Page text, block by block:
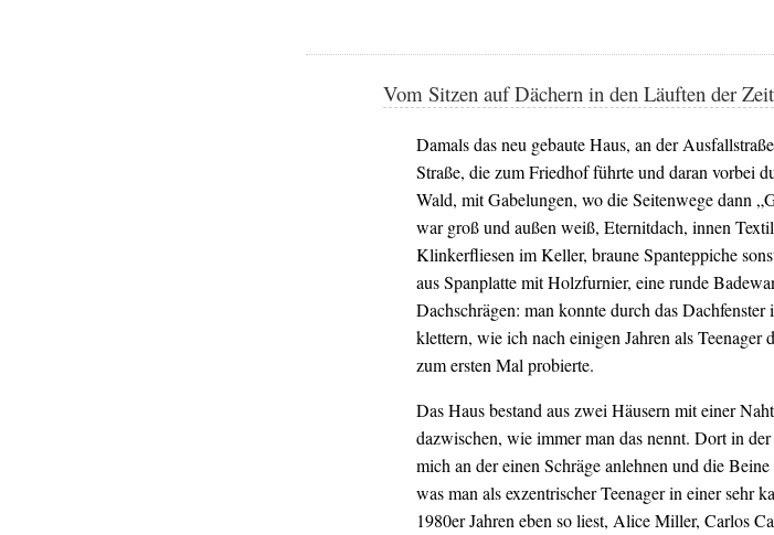
Vom Sitzen auf Dächern in den Läuften der Zeit
Damals das neu gebaute Haus, an der
Straße, die zum Friedhof führte und daran vorbei
Wald, mit Gabelungen, wo die Seitenwege dann
war groß und außen weiß, Eternitdach, innen
Klinkerfliesen im Keller, braune Spanteppiche
aus Spanplatte mit Holzfurnier, eine runde
Dachschrägen: man konnte durch das
klettern, wie ich nach einigen Jahren als Teenager
zum ersten Mal probierte.
Das Haus bestand aus zwei Häusern mit einer
dazwischen, wie immer man das nennt. Dort in
mich an der einen Schräge anlehnen und die
was man als exzentrischer Teenager in einer sehr
1980er Jahren eben so liest, Alice Miller, Carlos